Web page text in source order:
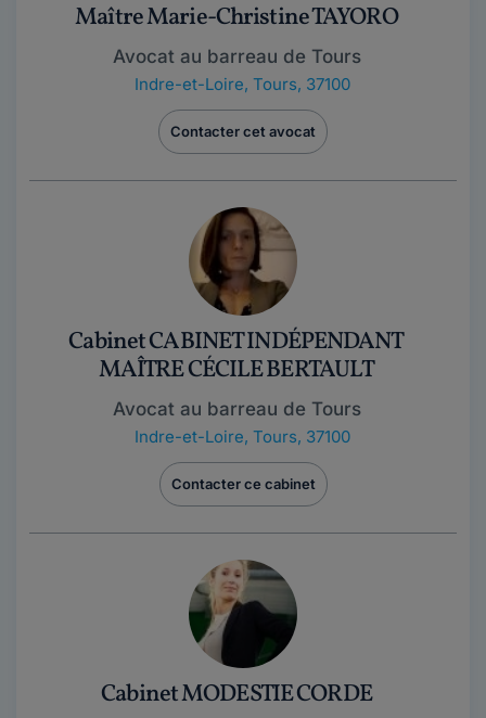
Maître Marie-Christine TAYORO
Avocat au barreau de Tours
Indre-et-Loire, Tours, 37100
Contacter cet avocat
Cabinet CABINET INDÉPENDANT
MAÎTRE CÉCILE BERTAULT
Avocat au barreau de Tours
Indre-et-Loire, Tours, 37100
Contacter ce cabinet
Cabinet MODESTIE CORDE